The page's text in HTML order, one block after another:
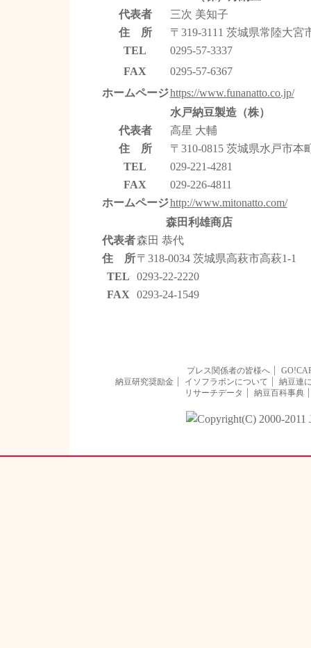
代表者
三次 美知子
住 所
〒319-3111 茨城県常陸大宮
TEL
0295-57-3337
FAX
0295-57-6367
ホームページhttps://www.funanatto.co.jp/
水戸納豆製造（株）
代表者
高星 大輔
住 所
〒310-0815 茨城県水戸市本
TEL
029-221-4281
FAX
029-226-4811
ホームページhttp://www.mitonatto.com/
森田利雄商店
代表者森田 恭代
住 所 〒318-0034 茨城県高萩市高萩1-1
TEL
0293-22-2220
FAX
0293-24-1549
プレス関係者の皆様へ
納豆研究奨励金
イソフラボンについて
納豆連
リサーチデータ
納豆百科事典